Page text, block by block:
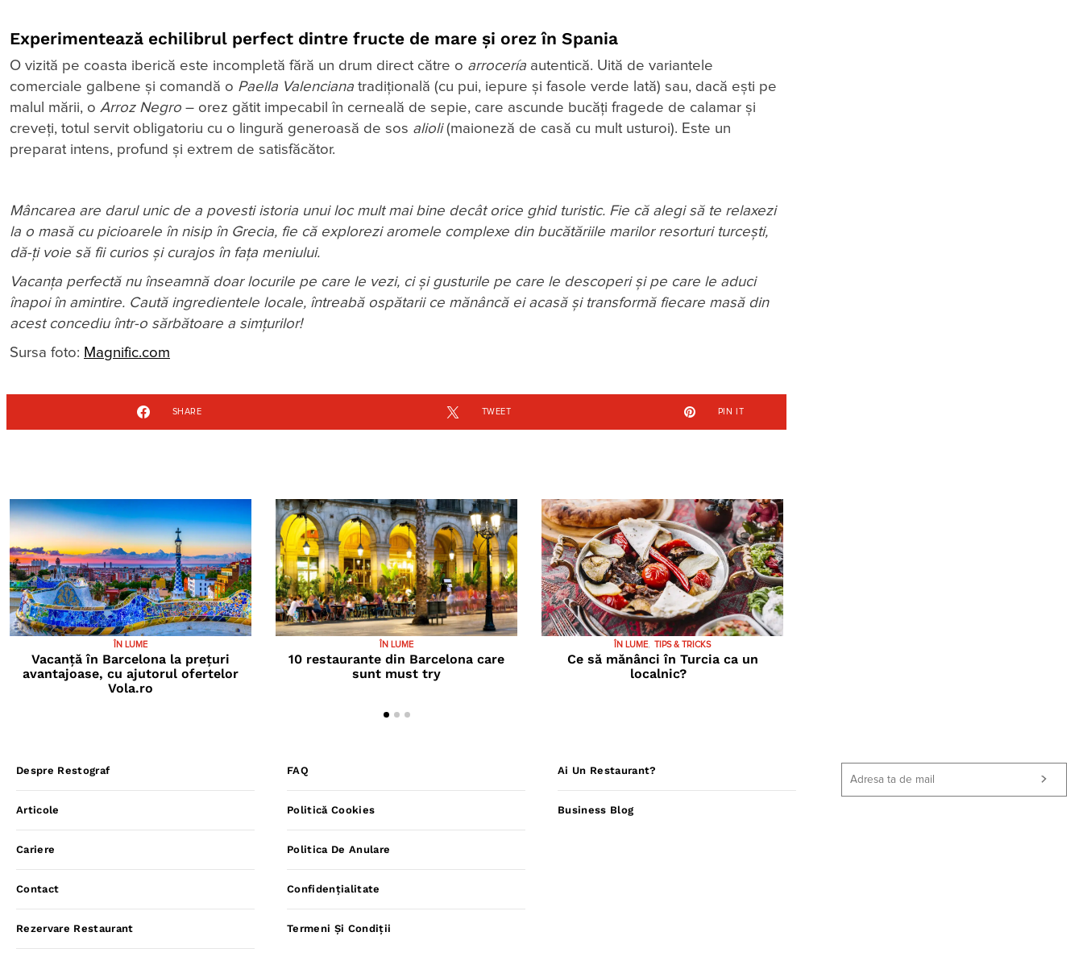
Experimentează echilibrul perfect dintre fructe de mare și orez în Spania
O vizită pe coasta iberică este incompletă fără un drum direct către o arrocería autentică. Uită de variantele
comerciale galbene și comandă o Paella Valenciana tradițională (cu pui, iepure și fasole verde lată) sau, dacă ești pe
malul mării, o Arroz Negro – orez gătit impecabil în cerneală de sepie, care ascunde bucăți fragede de calamar și
creveți, totul servit obligatoriu cu o lingură generoasă de sos alioli(maioneză de casă cu mult usturoi). Este un
preparat intens, profund și extrem de satisfăcător.
Mâncarea are darul unic de a povesti istoria unui loc mult mai bine decât orice ghid turistic. Fie că alegi să te relaxezi
la o masă cu picioarele în nisip în Grecia, fie că explorezi aromele complexe din bucătăriile marilor resorturi turcești,
dă-ți voie să fii curios și curajos în fața meniului.
Vacanța perfectă nu înseamnă doar locurile pe care le vezi, ci și gusturile pe care le descoperi și pe care le aduci
înapoi în amintire. Caută ingredientele locale, întreabă ospătarii ce mănâncă ei acasă și transformă fiecare masă din
acest concediu într-o sărbătoare a simțurilor!
Sursa foto: Magnific.com
SHARE TWEET PIN IT
ÎN LUME
Vacanță în Barcelona la prețuri
avantajoase, cu ajutorul ofertelor
Vola.ro
ÎN LUME
10 restaurante din Barcelona care
sunt must try
ÎN LUME TIPS & TRICKS
Ce să mănânci în Turcia ca un
localnic?
Despre Restograf
Articole
Cariere
Contact
Rezervare Restaurant
FAQ
Politică Cookies
Politica De Anulare
Confidențialitate
Termeni Și Condiții
Ai Un Restaurant?
Business Blog